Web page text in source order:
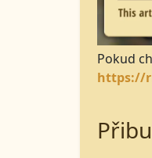
Pokud
https://